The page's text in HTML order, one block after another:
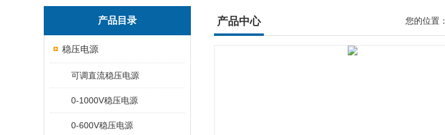
产品目录
稳压电源
可调直流稳压电源
0-1000V稳压电源
0-600V稳压电源
产品中心 您的位置：